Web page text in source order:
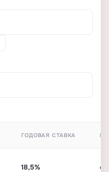
ГОДОВАЯ СТАВКА
18,5%